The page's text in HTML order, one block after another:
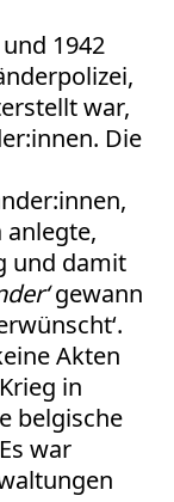
1942
war,
Die
anlegte,
und damit
gewann
Akten
in
belgische
war